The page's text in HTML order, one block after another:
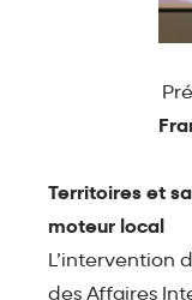
Territoires et
moteur local
L’intervention
des Affaires